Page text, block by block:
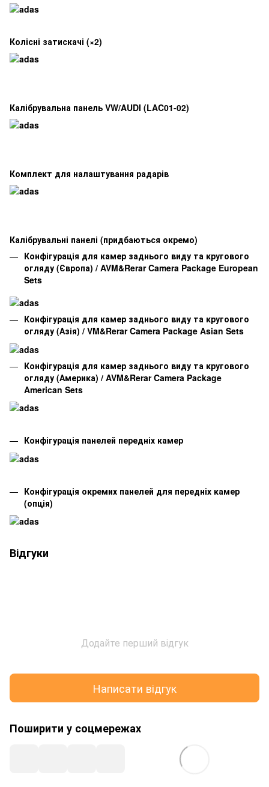
Колісні затискачі (×2)
Калібрувальна панель VW/AUDI (LAC01-02)
Комплект для налаштування радарів
Калібрувальні панелі (придбаються окремо)
Конфігурація для камер заднього виду та кругового
огляду (Європа) / AVM&Rerar Camera Package European
Sets
Конфігурація для камер заднього виду та кругового
огляду (Азія) / VM&Rerar Camera Package Asian Sets
Конфігурація для камер заднього виду та кругового
огляду (Америка) / AVM&Rerar Camera Package
American Sets
Конфігурація панелей передніх камер
Конфігурація окремих панелей для передніх камер
(опція)
Відгуки
Додайте перший відгук
Написати відгук
Поширити у соцмережах